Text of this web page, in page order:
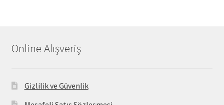
Online Alışveriş
Gizlilik ve Güvenlik